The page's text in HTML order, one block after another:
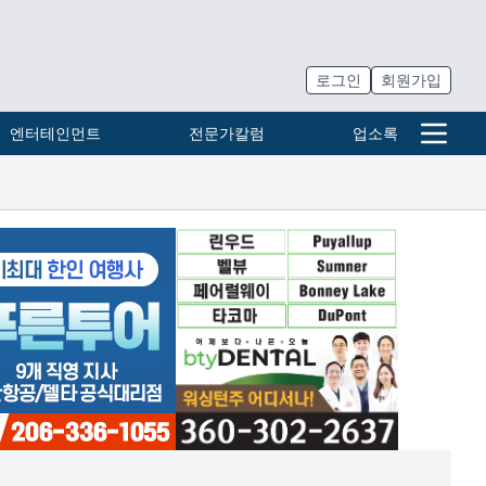
로그인 회원가입
엔터테인먼트 전문가칼럼 업소록